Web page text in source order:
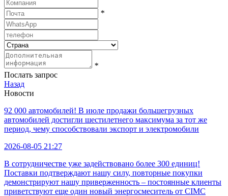
*
*
Послать запрос
Назад
Новости
92 000 автомобилей! В июле продажи большегрузных
автомобилей достигли шестилетнего максимума за тот же
период, чему способствовали экспорт и электромобили
2026-08-05 21:27
В сотрудничестве уже задействовано более 300 единиц!
Поставки подтверждают нашу силу, повторные покупки
демонстрируют нашу приверженность – постоянные клиенты
приветствуют еще один новый энергосмеситель от CIMC